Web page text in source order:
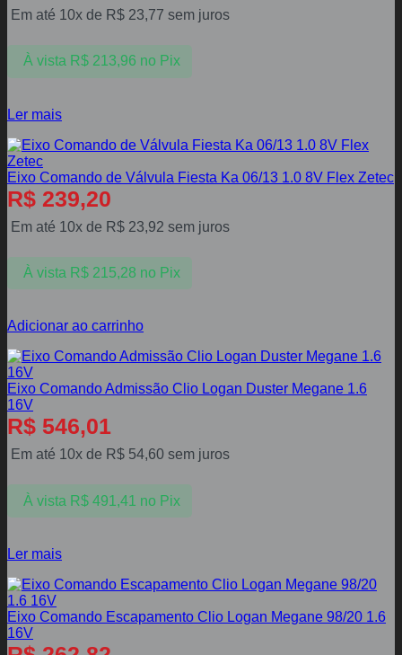
Em até 10x de R$ 23,77 sem juros
À vista R$213,96 no Pix
Ler mais
Eixo Comando de Válvula Fiesta Ka 06/13 1.0 8V Flex Zetec
R$ 239,20
Em até 10x de R$ 23,92 sem juros
À vista R$215,28 no Pix
Adicionar ao carrinho
Eixo Comando Admissão Clio Logan Duster Megane 1.6
16V
R$ 546,01
Em até 10x de R$ 54,60 sem juros
À vista R$491,41 no Pix
Ler mais
Eixo Comando Escapamento Clio Logan Megane 98/20 1.6
16V